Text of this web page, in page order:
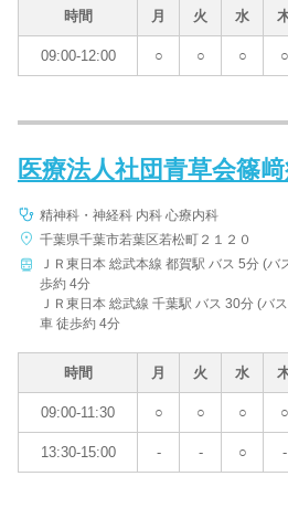
時間 月 火 水
09:00-12:00 ○ ○ ○ ○
医療法人社団青草会篠
精神科・神経科 内科 心療内科
千葉県千葉市若葉区若松町２１２０
ＪＲ東日本 総武本線 都賀駅 バス 5分 (
歩約 4分
ＪＲ東日本 総武線 千葉駅 バス 30分 (バ
車 徒歩約 4分
時間 月 火 水
09:00-11:30 ○ ○ ○ ○
13:30-15:00 - - ○ -